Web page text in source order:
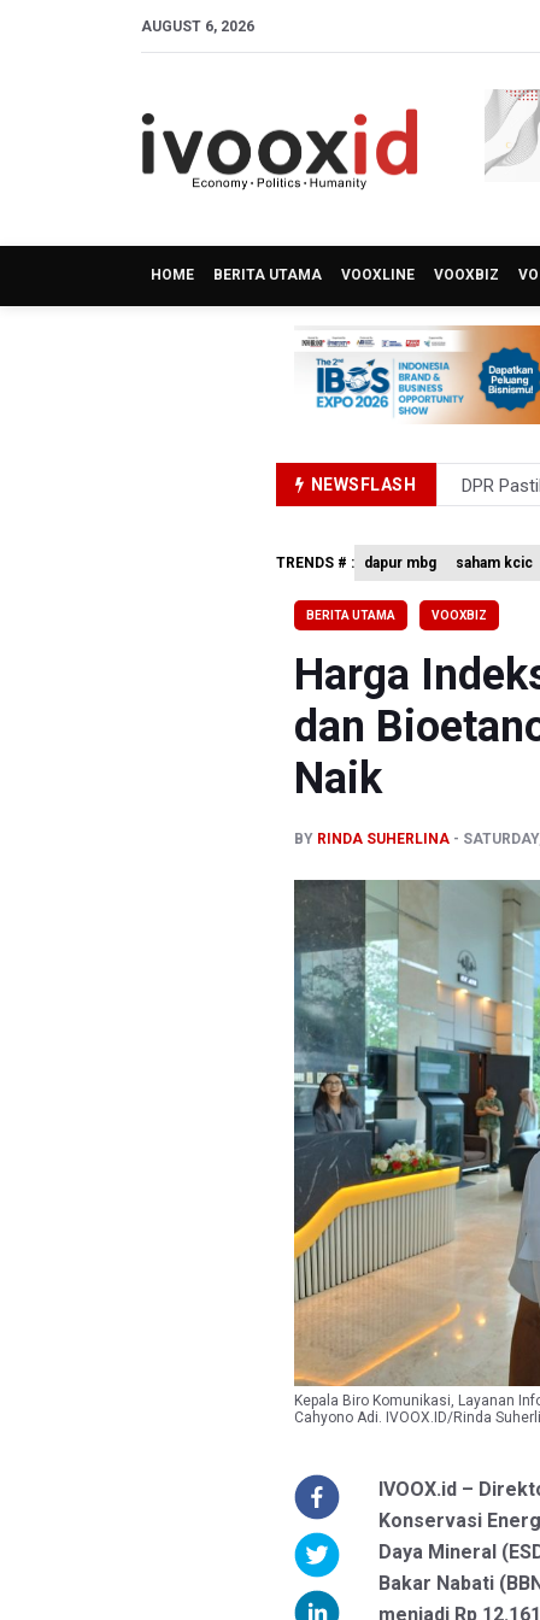
AUGUST 6, 2026
HOME BERITA UTAMA VOOXLINE VOOXBIZ
NEWSFLASH
DPR
Harga
4 Barang
Tak
TRENDS # : dapur mbg saham kcic
BERITA UTAMA VOOXBIZ
Harga
dan
Naik
BY RINDA SUHERLINA
Kepala Biro Komunikasi, Layanan
Cahyono Adi. IVOOX.ID/Rinda
IVOOX.id –
Konservasi
Daya Mineral
Bakar Nabati
menjadi Rp